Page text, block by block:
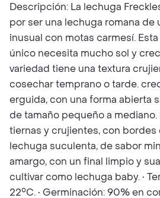
Descripción: La lechuga
por ser una lechuga romana de
inusual con motas carmesí.
único necesita mucho sol y
variedad tiene una textura
cosechar temprano o tarde.
erguida, con una forma abierta
de tamaño pequeño a mediano.
tiernas y crujientes, con bordes
lechuga suculenta, de sabor
amargo, con un final limpio y
cultivar como lechuga baby. •
22°C. • Germinación: 90% en